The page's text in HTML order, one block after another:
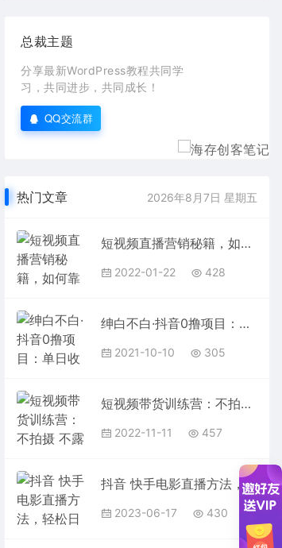
总裁主题
分享最新WordPress教程共同学
习，共同进步，共同成长！
QQ交流群
热门文章 2026年8月7日 星期五
短视频直播营销秘籍，如何靠短视频直播最大化引流和变现
2022-01-22 428
绅白不白·抖音0撸项目：单日收益500，不发作品，不养号【视频课程】
2021-10-10 305
短视频带货训练营：不拍摄 不露脸 不买样品 不囤货发货 简单粗暴混剪带货
2022-11-11 457
抖音 快手电影直播方法，轻松日赚1000+（教程+防封技巧+工具）
2023-06-17 430